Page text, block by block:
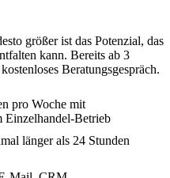
größer ist das Potenzial, das
kann. Bereits ab 3
Beratungsgespräch.
pro Woche mit
Einzelhandel-Betrieb
länger als 24 Stunden